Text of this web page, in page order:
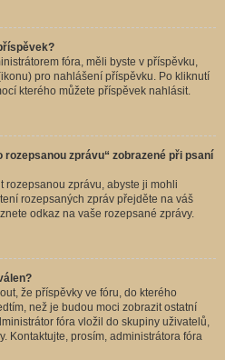
fóra, měli byste v příspěvku,
pro nahlášení příspěvku. Po kliknutí
kterého můžete příspěvek nahlásit.
zprávu“ zobrazené při psaní
rozepsanou zprávu, abyste ji mohli
rozepsaných zpráv přejděte na váš
odkaz na vaše rozepsané zprávy.
že příspěvky ve fóru, do kterého
než je budou moci zobrazit ostatní
fóra vložil do skupiny uživatelů,
Kontaktujte, prosím, administrátora fóra